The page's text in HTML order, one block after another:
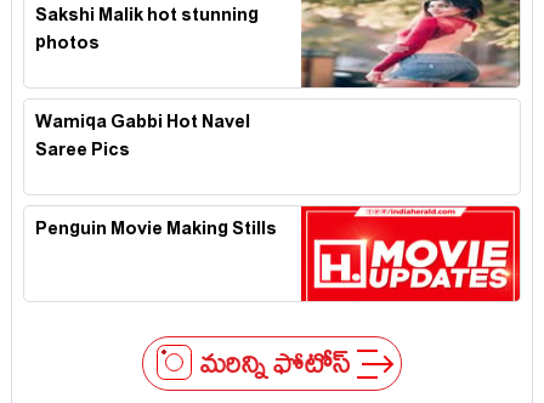
Sakshi Malik hot stunning
photos
Wamiqa Gabbi Hot Navel
Saree Pics
Penguin Movie Making Stills
మరిన్ని ఫోటోస్